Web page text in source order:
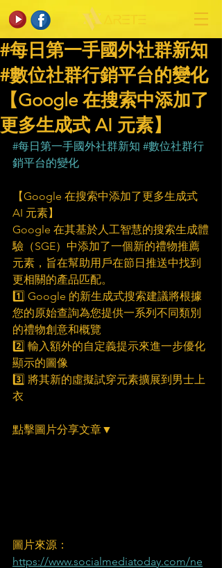
#每日第一手國外社群新知
#數位社群行銷平台的變化
【Google 在搜索中添加了
更多生成式 AI 元素】
#每日第一手國外社群新知 #數位社群行
銷平台的變化
【Google 在搜索中添加了更多生成式
AI 元素】
Google 在其基於人工智慧的搜索生成體
驗（SGE）中添加了一個新的禮物推薦
元素，旨在幫助用戶在節日推送中找到
更相關的產品匹配。
1️⃣ Google 的新生成式搜索建議將根據
您的原始查詢為您提供一系列不同類別
的禮物創意和概覽
2️⃣ 輸入額外的自定義提示來進一步優化
顯示的圖像
3️⃣ 將其新的虛擬試穿元素擴展到男士上
衣
點擊圖片分享文章▼
圖片來源：
https://www.socialmediatoday.com/ne